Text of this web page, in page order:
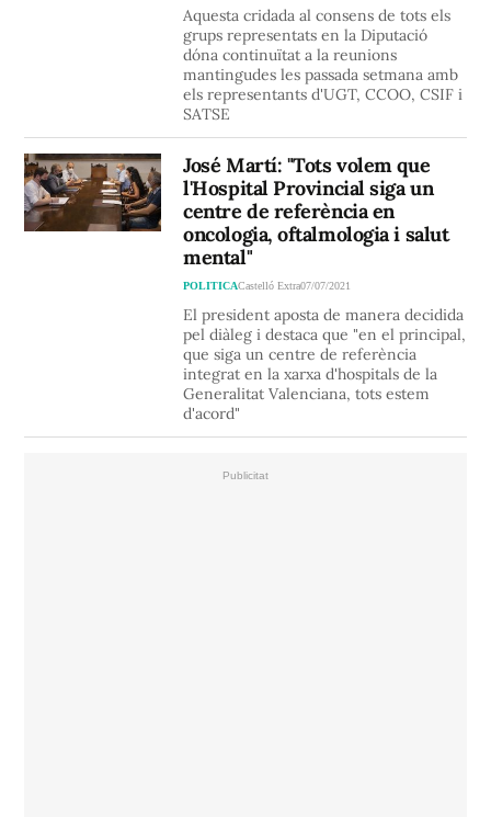
Aquesta cridada al consens de tots els
grups representats en la Diputació
dóna continuïtat a la reunions
mantingudes les passada setmana amb
els representants d'UGT, CCOO, CSIF i
SATSE
José Martí: "Tots volem que
l'Hospital Provincial siga un
centre de referència en
oncologia, oftalmologia i salut
mental"
POLITICACastelló Extra07/07/2021
El president aposta de manera decidida
pel diàleg i destaca que "en el principal,
que siga un centre de referència
integrat en la xarxa d'hospitals de la
Generalitat Valenciana, tots estem
d'acord"